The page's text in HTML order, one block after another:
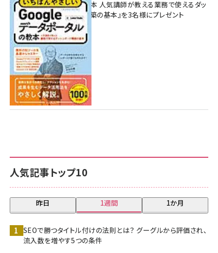
人気記事トップ10
昨日 1週間 1か月
SEOで勝つタイトル付けの法則とは？ グーグルから評価され、
流入数を増やす5つの条件
ポータルの教本 人気講師が教える業務で使えるダッ
シュボード構築の基本』を3名様にプレゼント
7月31日 10:00